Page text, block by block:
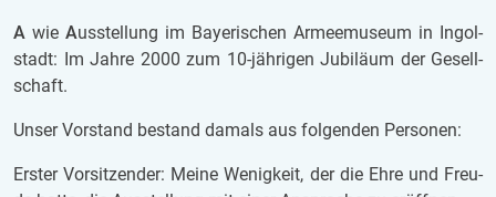
A wie Aus­stel­lung im Bay­e­ri­schen Ar­mee­mu­se­um in In­gol­
stadt: Im Jahre 2000 zum 10-jäh­ri­gen Ju­bi­lä­um der Ge­sell­
schaft.
Unser Vor­stand be­stand da­mals aus fol­gen­den Per­so­nen:
Ers­ter Vor­sit­zen­der: Meine We­nig­keit, der die Ehre und Freu­